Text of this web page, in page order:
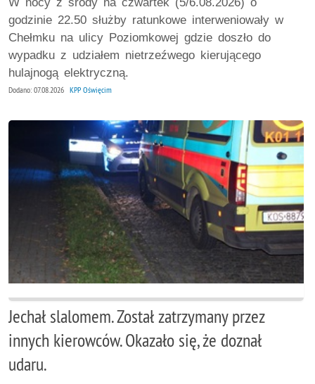
godzinie 22.50 służby ratunkowe interweniowały w
Chełmku na ulicy Poziomkowej gdzie doszło do
wypadku z udziałem nietrzeźwego kierującego
hulajnogą elektryczną.
Dodano: 07.08.2026 KPP Oświęcim
Jechał slalomem. Został zatrzymany przez
innych kierowców. Okazało się, że doznał
udaru.